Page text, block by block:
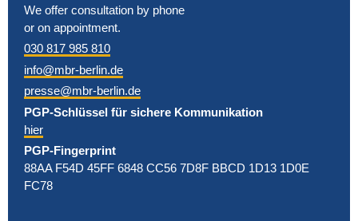
We offer consultation by phone
or on appointment.
030 817 985 810
info@mbr-berlin.de
presse@mbr-berlin.de
PGP-Schlüssel für sichere Kommunikation
hier
PGP-Fingerprint
88AA F54D 45FF 6848 CC56 7D8F BBCD 1D13 1D0E
FC78